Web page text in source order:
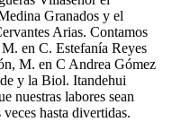
Granados y el
Arias. Contamos
en C. Estefanía Reyes
M. en C Andrea Gómez
y la Biol. Itandehui
nuestras labores sean
hasta divertidas.